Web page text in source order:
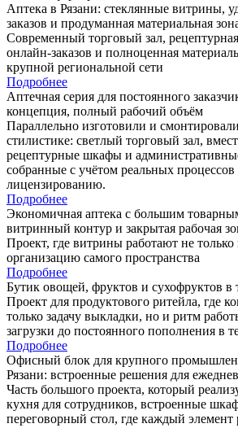
Аптека в Рязани: стеклянные витрины,
заказов и продуманная материальная
Современный торговый зал,
онлайн-заказов и полноценная
крупной региональной сети
Подробнее
Аптечная серия для постоянного
концепция, полный рабочий объём
Параллельно изготовили и
стилистике: светлый торговый зал,
рецептурные шкафы и
собранные с учётом реальных
лицензированию.
Подробнее
Экономичная аптека с большим
витринный контур и закрытая рабочая
Проект, где витрины работают не
организацию самого пространства
Подробнее
Бутик овощей, фруктов и сухофруктов в
Проект для продуктового ритейла, где
только задачу выкладки, но и ритм
загрузки до постоянного пополнения в
Подробнее
Офисный блок для крупного
Рязани: встроенные решения для
Часть большого проекта, который
кухня для сотрудников, встроенные
переговорный стол, где каждый элемент